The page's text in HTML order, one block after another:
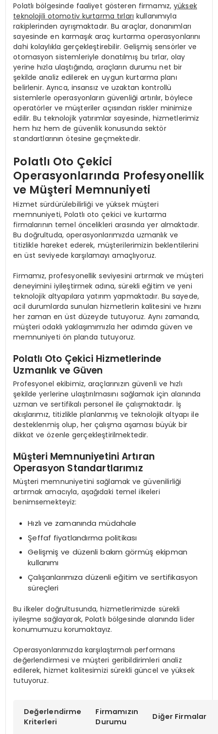
Polatlı bölgesinde faaliyet gösteren firmamız,yüksek
teknolojili otomotiv kurtarma tırları kullanımıyla
rakiplerinden ayrışmaktadır. Bu araçlar, donanımları
sayesinde en karmaşık araç kurtarma operasyonlarını
dahi kolaylıkla gerçekleştirebilir. Gelişmiş sensörler ve
otomasyon sistemleriyle donatılmış bu tırlar, olay
yerine hızla ulaştığında, araçların durumu net bir
şekilde analiz edilerek en uygun kurtarma planı
belirlenir. Ayrıca, insansız ve uzaktan kontrollü
sistemlerle operasyonların güvenliği artırılır, böylece
operatörler ve müşteriler açısından riskler minimize
edilir. Bu teknolojik yatırımlar sayesinde, hizmetlerimiz
hem hız hem de güvenlik konusunda sektör
standartlarının ötesine geçmektedir.
Polatlı Oto Çekici
Operasyonlarında Profesyonellik
ve Müşteri Memnuniyeti
Hizmet sürdürülebilirliği ve yüksek müşteri
memnuniyeti, Polatlı oto çekici ve kurtarma
firmalarının temel öncelikleri arasında yer almaktadır.
Bu doğrultuda, operasyonlarımızda uzmanlık ve
titizlikle hareket ederek, müşterilerimizin beklentilerini
en üst seviyede karşılamayı amaçlıyoruz.
Firmamız, profesyonellik seviyesini artırmak ve müşteri
deneyimini iyileştirmek adına, sürekli eğitim ve yeni
teknolojik altyapılara yatırım yapmaktadır. Bu sayede,
acil durumlarda sunulan hizmetlerin kalitesini ve hızını
her zaman en üst düzeyde tutuyoruz. Aynı zamanda,
müşteri odaklı yaklaşımımızla her adımda güven ve
memnuniyeti ön planda tutuyoruz.
Polatlı Oto Çekici Hizmetlerinde
Uzmanlık ve Güven
Profesyonel ekibimiz, araçlarınızın güvenli ve hızlı
şekilde yerlerine ulaştırılmasını sağlamak için alanında
uzman ve sertifikalı personel ile çalışmaktadır. İş
akışlarımız, titizlikle planlanmış ve teknolojik altyapı ile
desteklenmiş olup, her çalışma aşaması büyük bir
dikkat ve özenle gerçekleştirilmektedir.
Müşteri Memnuniyetini Artıran
Operasyon Standartlarımız
Müşteri memnuniyetini sağlamak ve güvenilirliği
artırmak amacıyla, aşağıdaki temel ilkeleri
benimsemekteyiz:
Hızlı ve zamanında müdahale
Şeffaf fiyatlandırma politikası
Gelişmiş ve düzenli bakım görmüş ekipman
kullanımı
Çalışanlarımıza düzenli eğitim ve sertifikasyon
süreçleri
Bu ilkeler doğrultusunda, hizmetlerimizde sürekli
iyileşme sağlayarak, Polatlı bölgesinde alanında lider
konumumuzu korumaktayız.
Operasyonlarımızda karşılaştırmalı performans
değerlendirmesi ve müşteri geribildirimleri analiz
edilerek, hizmet kalitesimizi sürekli güncel ve yüksek
tutuyoruz.
Değerlendirme
Kriterleri
Firmamızın
Durumu
Diğer Firmalar